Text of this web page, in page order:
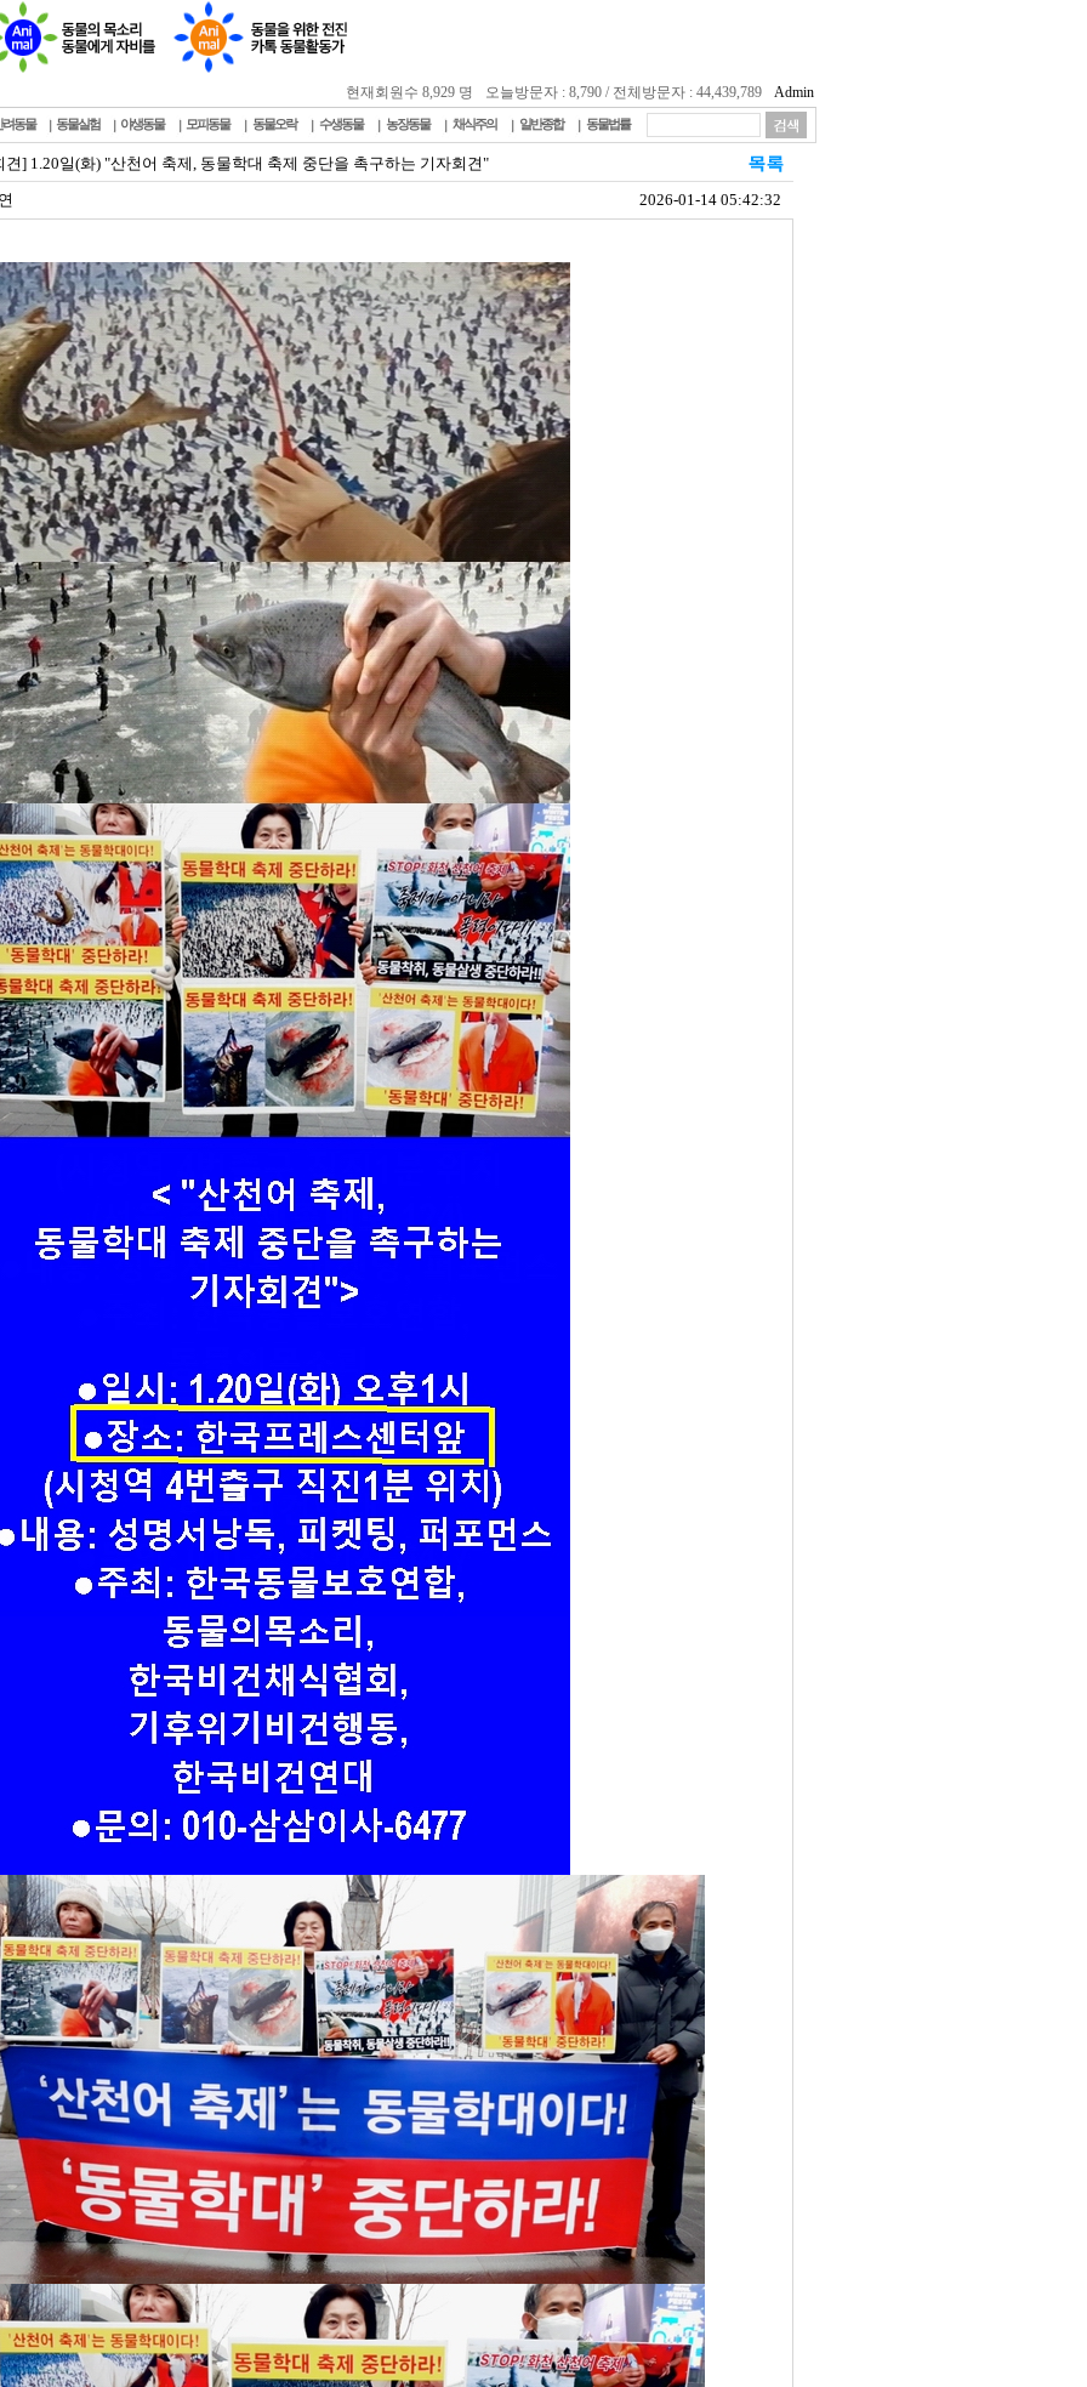
현재회원수 8,929 명 오늘방문자 : 8,790 / 전체방문자 : 44,439,789 Admin
동물 동물실험 야생동물 모피동물 동물오락 수생동물 농장동물 채식주의 일반종합 동물법률
견] 1.20일(화) "산천어 축제, 동물학대 축제 중단을 촉구하는 기자회견"
2026-01-14 05:42:32